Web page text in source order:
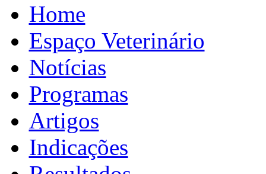
Home
Espaço Veterinário
Notícias
Programas
Artigos
Indicações